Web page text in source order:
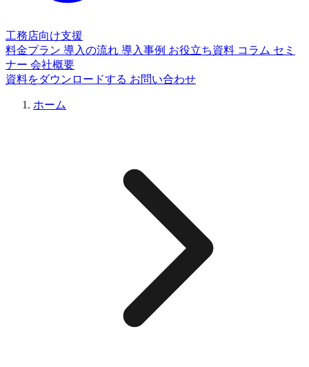
工務店向け支援
料金プラン 導入の流れ 導入事例 お役立ち資料 コラム セミ
ナー 会社概要
資料をダウンロードする お問い合わせ
ホーム